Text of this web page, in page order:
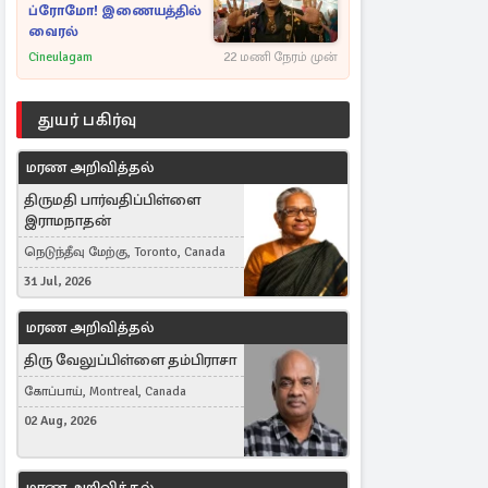
ப்ரோமோ! இணையத்தில்
வைரல்
Cineulagam 22 மணி நேரம் முன்
துயர் பகிர்வு
மரண அறிவித்தல்
திருமதி பார்வதிப்பிள்ளை
இராமநாதன்
நெடுந்தீவு மேற்கு, Toronto, Canada
31 Jul, 2026
மரண அறிவித்தல்
திரு வேலுப்பிள்ளை தம்பிராசா
கோப்பாய், Montreal, Canada
02 Aug, 2026